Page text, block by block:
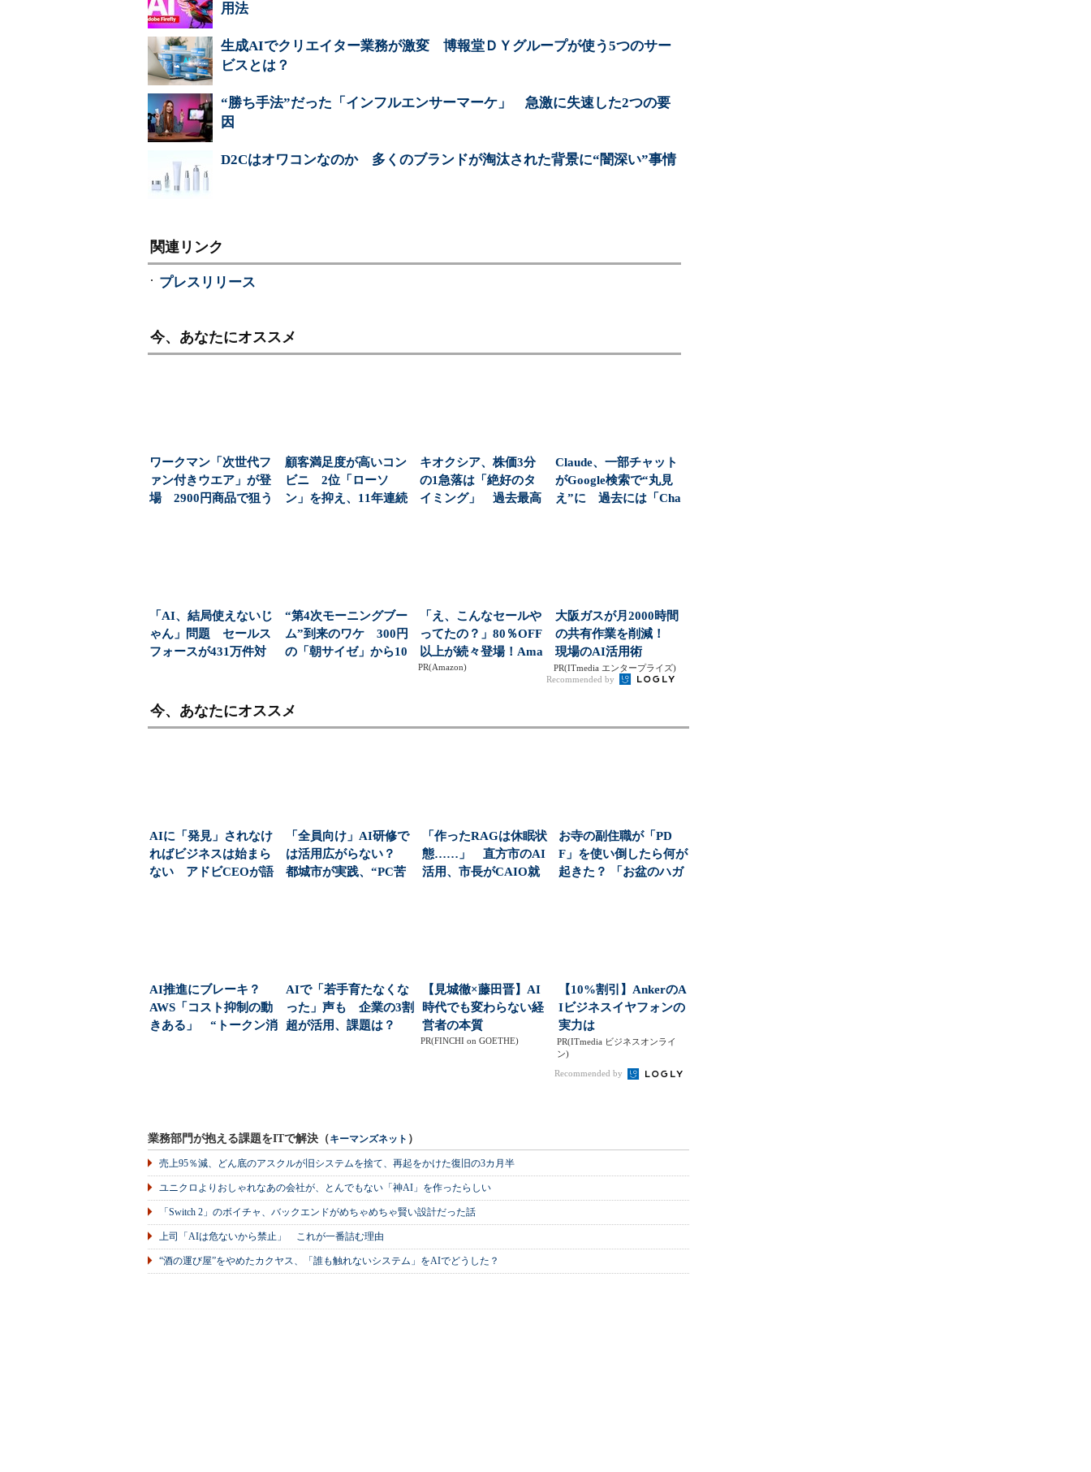
用法
生成AIでクリエイター業務が激変 博報堂ＤＹグループが使う5つのサー
ビスとは？
“勝ち手法”だった「インフルエンサーマーケ」 急激に失速した2つの要
因
D2Cはオワコンなのか 多くのブランドが淘汰された背景に“闇深い”事情
関連リンク
プレスリリース
今、あなたにオススメ
ワークマン「次世代フ
ァン付きウエア」が登
場 2900円商品で狙う
顧客満足度が高いコン
ビニ 2位「ローソ
ン」を抑え、11年連続
キオクシア、株価3分
の1急落は「絶好のタ
イミング」 過去最高
Claude、一部チャット
がGoogle検索で“丸見
え”に 過去には「Cha
「AI、結局使えないじ
ゃん」問題 セールス
フォースが431万件対
“第4次モーニングブー
ム”到来のワケ 300円
の「朝サイゼ」から10
「え、こんなセールや
ってたの？」80％OFF
以上が続々登場！Ama
zonの本気が...
PR(Amazon)
大阪ガスが月2000時間
の共有作業を削減！
現場のAI活用術
PR(ITmedia エンタープライズ)
Recommended by
今、あなたにオススメ
AIに「発見」されなけ
ればビジネスは始まら
ない アドビCEOが語
「全員向け」AI研修で
は活用広がらない？
都城市が実践、“PC苦
「作ったRAGは休眠状
態……」 直方市のAI
活用、市長がCAIO就
お寺の副住職が「PD
F」を使い倒したら何が
起きた？ 「お盆のハガ
AI推進にブレーキ？
AWS「コスト抑制の動
きある」 “トークン消
AIで「若手育たなくな
った」声も 企業の3割
超が活用、課題は？
【見城徹×藤田晋】AI
時代でも変わらない経
営者の本質
PR(FINCHI on GOETHE)
【10%割引】AnkerのA
Iビジネスイヤフォンの
実力は
PR(ITmedia ビジネスオンライ
ン)
Recommended by
業務部門が抱える課題をITで解決（キーマンズネット ）
売上95％減、どん底のアスクルが旧システムを捨て、再起をかけた復旧の3カ月半
ユニクロよりおしゃれなあの会社が、とんでもない「神AI」を作ったらしい
「Switch 2」のボイチャ、バックエンドがめちゃめちゃ賢い設計だった話
上司「AIは危ないから禁止」 これが一番詰む理由
“酒の運び屋”をやめたカクヤス、「誰も触れないシステム」をAIでどうした？